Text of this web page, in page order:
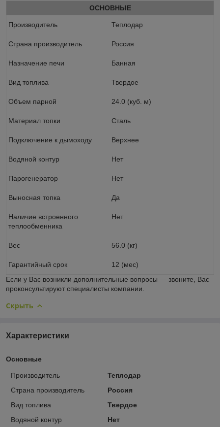
ОСНОВНЫЕ
Производитель Теплодар
Страна производитель Россия
Назначение печи Банная
Вид топлива Твердое
Объем парной 24.0 (куб. м)
Материал топки Сталь
Подключение к дымоходу Верхнее
Водяной контур Нет
Парогенератор Нет
Выносная топка Да
Наличие встроенного
теплообменника
Нет
Вес 56.0 (кг)
Гарантийный срок
12 (мес)
Если у Вас возникли дополнительные вопросы ― звоните, Вас
проконсультируют специалисты компании.
Скрыть
Характеристики
Основные
Производитель
Теплодар
Страна производитель
Россия
Вид топлива
Твердое
Водяной контур
Нет